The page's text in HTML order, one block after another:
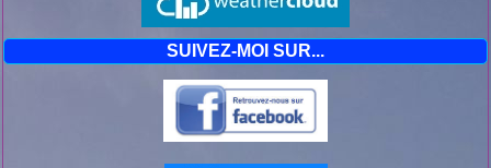
SUIVEZ-MOI SUR...